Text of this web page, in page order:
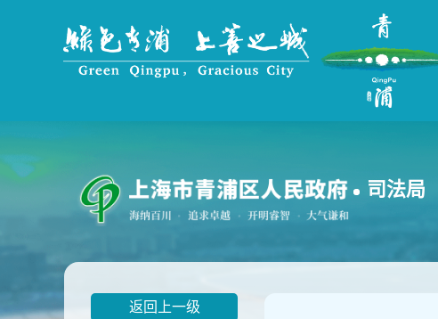
司法局
返回上一级